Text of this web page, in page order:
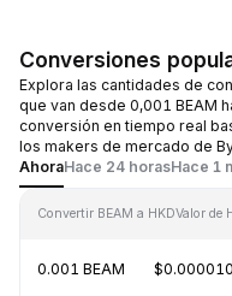
Conversiones
Explora las cantidades de
que van desde 0,001 BEAM
conversión en tiempo real
los makers de mercado de
AhoraHace 24 horasHace 1
Convertir BEAM a HKDValor de
0.001 BEAM